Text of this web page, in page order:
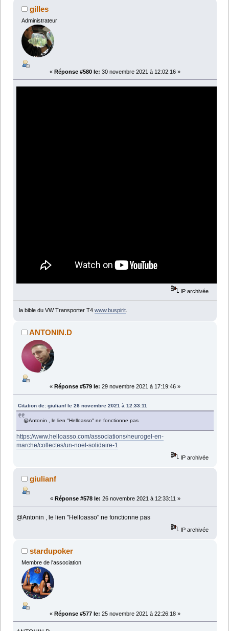
gilles
Administrateur
« Réponse #580 le: 30 novembre 2021 à 12:02:16 »
IP archivée
la bible du VW Transporter T4 www.buspirit.
ANTONIN.D
« Réponse #579 le: 29 novembre 2021 à 17:19:46 »
Citation de: giulianf le 26 novembre 2021 à 12:33:11
@Antonin , le lien "Helloasso" ne fonctionne pas
https://www.helloasso.com/associations/neurogel-en-
marche/collectes/un-noel-solidaire-1
IP archivée
giulianf
« Réponse #578 le: 26 novembre 2021 à 12:33:11 »
@Antonin , le lien "Helloasso" ne fonctionne pas
IP archivée
stardupoker
Membre de l'association
« Réponse #577 le: 25 novembre 2021 à 22:26:18 »